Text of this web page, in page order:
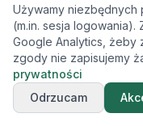
Używamy niezbędnych
(m.in. sesja
Google Analytics, żeby
zgody nie zapisujemy
prywatności
Odrzucam